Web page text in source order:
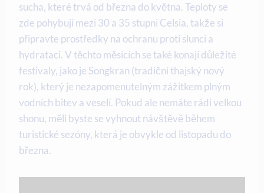
sucha, které trvá od března do května. Teploty se
zde pohybují mezi 30 a 35 stupni Celsia, takže si
připravte prostředky na ochranu proti slunci a
hydrataci. V těchto měsících se také konají důležité
festivaly, jako je Songkran (tradiční thajský nový
rok), který je nezapomenutelným zážitkem plným
vodních bitev a veselí. Pokud ale nemáte rádi velkou
shonu, měli byste se vyhnout návštěvě během
turistické sezóny, která je obvykle od listopadu do
března.